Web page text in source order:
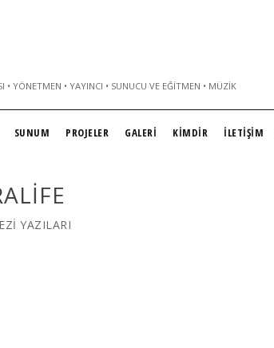
YÖNETMEN • YAYINCI • SUNUCU VE EĞITMEN • MÜZIK
SUNUM PROJELER GALERİ KİMDİR İLETİŞİM
YAZILARI